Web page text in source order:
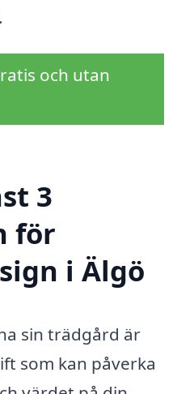
och utan
3
för
i Älgö
sin trädgård är
som kan påverka